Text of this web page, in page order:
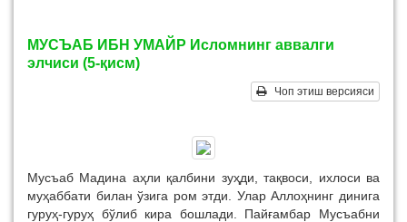
МУСЪАБ ИБН УМАЙР Исломнинг аввалги
элчиси (5-қисм)
Чоп этиш версияси
Мусъаб Мадина аҳли қалбини зуҳди, тақвоси, ихлоси ва
муҳаббати билан ўзига ром этди. Улар Аллоҳнинг динига
гуруҳ-гуруҳ бўлиб кира бошлади. Пайғамбар Мусъабни